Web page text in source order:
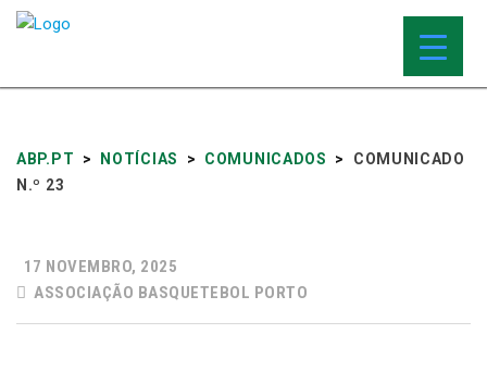
ABP.PT > NOTÍCIAS > COMUNICADOS >
COMUNICADO
N.º 23
17 NOVEMBRO, 2025
ASSOCIAÇÃO BASQUETEBOL PORTO